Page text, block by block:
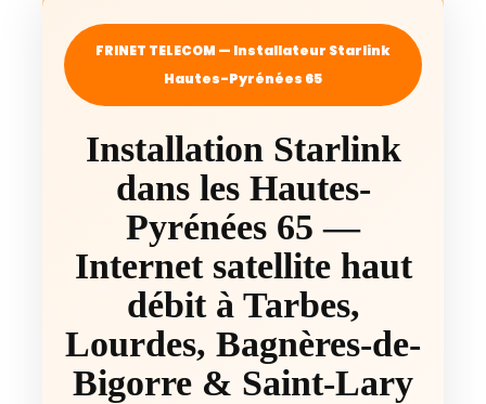
FRINET TELECOM — Installateur Starlink
Hautes-Pyrénées 65
Installation Starlink
dans les Hautes-
Pyrénées 65 —
Internet satellite haut
débit à Tarbes,
Lourdes, Bagnères-de-
Bigorre & Saint-Lary